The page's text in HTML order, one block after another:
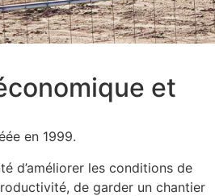
et
en 1999.
d’améliorer les conditions de
de garder un chantier